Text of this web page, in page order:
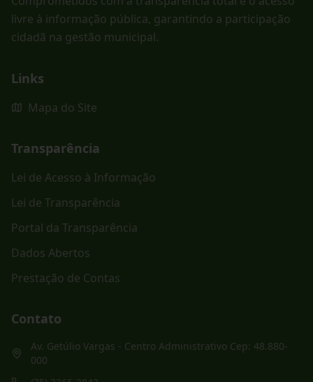
livre à informação pública, garantindo a participação
cidadã na gestão municipal.
Links
Mapa do Site
Transparência
Lei de Acesso à Informação
Lei de Transparência
Portal da Transparência
Dados Abertos
Prestação de Contas
Contato
Av. Getúlio Vargas - Centro Administrativo Cep: 48.880-
000